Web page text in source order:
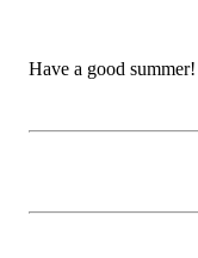
Have a good